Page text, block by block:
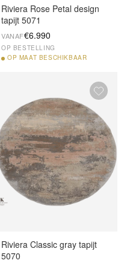
Riviera Rose Petal design
tapijt 5071
VANAF€6.990
OP BESTELLING
OP MAAT BESCHIKBAAR
Riviera Classic gray tapijt
5070